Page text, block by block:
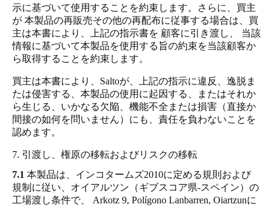
示に基づいて使用することを約束します。さらに、買主
が 本製品の再販売その他の再配布に従事する場合は、買
主は本書により、上記の指示書を 顧客に引き渡し、 当該
情報に基づいて本製品を使用する旨の約束を当該顧客か
ら取得することを約束します。
買主は本書により、Saltoが、上記の指示に違反、逸脱ま
たは侵害する、本製品の使用に起因する、またはそれか
ら生じる、いかなる欠陥、機能不全または損害（直接か
間接の如何を問いません）にも、責任を負わないことを
認めます。
7. 引渡し、権原の移転およびリスクの移転
7.1 本製品は、インコタームズ2010に定める規則および
規制に従い、オイアルツン（ギブスコア県‐スペイン）の
工場渡し条件で、 Arkotz 9, Polígono Lanbarren, Oiartzunに